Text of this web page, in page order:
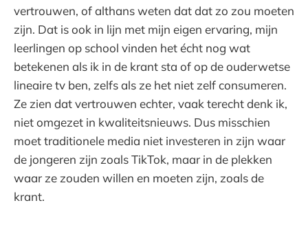
vertrouwen, of althans weten dat dat zo zou moeten
zijn. Dat is ook in lijn met mijn eigen ervaring, mijn
leerlingen op school vinden het écht nog wat
betekenen als ik in de krant sta of op de ouderwetse
lineaire tv ben, zelfs als ze het niet zelf consumeren.
Ze zien dat vertrouwen echter, vaak terecht denk ik,
niet omgezet in kwaliteitsnieuws. Dus misschien
moet traditionele media niet investeren in zijn waar
de jongeren zijn zoals TikTok, maar in de plekken
waar ze zouden willen en moeten zijn, zoals de
krant.